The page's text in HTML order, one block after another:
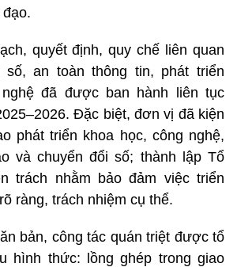
quyết định, quy chế liên quan
số, an toàn thông tin, phát triển
đã được ban hành liên tục
Đặc biệt, đơn vị đã kiện
phát triển khoa học, công nghệ,
và chuyển đổi số; thành lập Tổ
trách nhằm bảo đảm việc triển
ràng, trách nhiệm cụ thể.
bản, công tác quán triệt được tổ
hình thức: lồng ghép trong giao